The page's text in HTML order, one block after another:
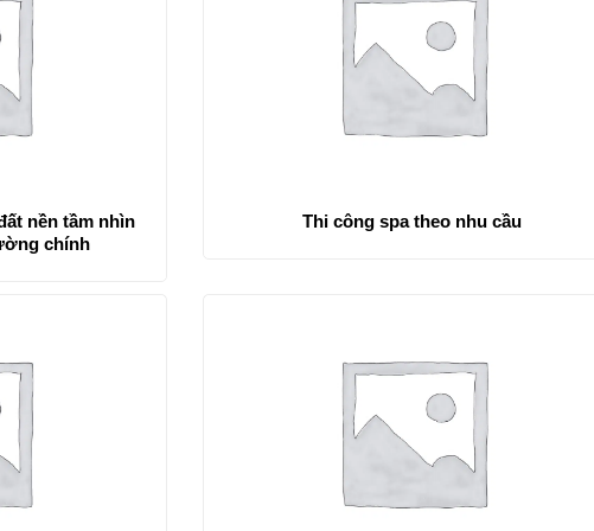
nền tầm nhìn
chính
Thi công spa theo nhu cầu